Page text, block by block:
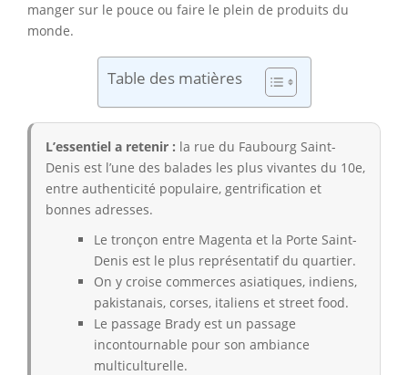
manger sur le pouce ou faire le plein de produits du
monde.
Table des matières
L’essentiel a retenir : la rue du Faubourg Saint-
Denis est l’une des balades les plus vivantes du 10e,
entre authenticité populaire, gentrification et
bonnes adresses.
Le tronçon entre Magenta et la Porte Saint-
Denis est le plus représentatif du quartier.
On y croise commerces asiatiques, indiens,
pakistanais, corses, italiens et street food.
Le passage Brady est un passage
incontournable pour son ambiance
multiculturelle.